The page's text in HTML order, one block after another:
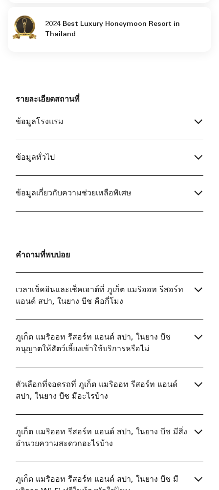
2024 Best Luxury Honeymoon Resort in
Thailand
รายละเอียดสถานที่
ข้อมูลโรงแรม
ข้อมูลทั่วไป
ข้อมูลเกี่ยวกับความช่วยเหลือพิเศษ
คำถามที่พบบ่อย
เวลาเช็คอินและเช็คเอาต์ที่ ภูเก็ต แมริออท รีสอร์ท
แอนด์ สปา, ในยาง บีช คือกี่โมง
ภูเก็ต แมริออท รีสอร์ท แอนด์ สปา, ในยาง บีช
อนุญาตให้สัตว์เลี้ยงเข้าใช้บริการหรือไม่
ตัวเลือกที่จอดรถที่ ภูเก็ต แมริออท รีสอร์ท แอนด์
สปา, ในยาง บีช มีอะไรบ้าง
ภูเก็ต แมริออท รีสอร์ท แอนด์ สปา, ในยาง บีช มีสิ่ง
อำนวยความสะดวกอะไรบ้าง
ภูเก็ต แมริออท รีสอร์ท แอนด์ สปา, ในยาง บีช มี